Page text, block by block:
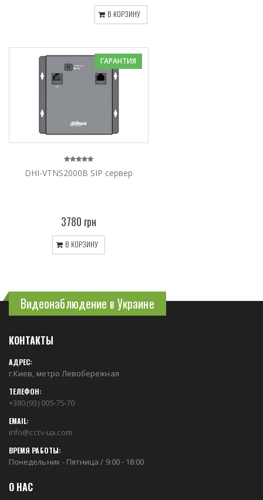
В КОРЗИНУ
ГАРАНТИЯ
DHI-VTNS2000B SIP сервер
3780 грн
В КОРЗИНУ
Видеонаблюдение в Украине
КОНТАКТЫ
АДРЕС:
г.Киев, метро Левобережная
ТЕЛЕФОН:
+380 (93) 005-75-70
EMAIL:
info@cctv-ua.com
ВРЕМЯ РАБОТЫ:
Понедельник - Пятница / 9:00 - 18:00
О НАС